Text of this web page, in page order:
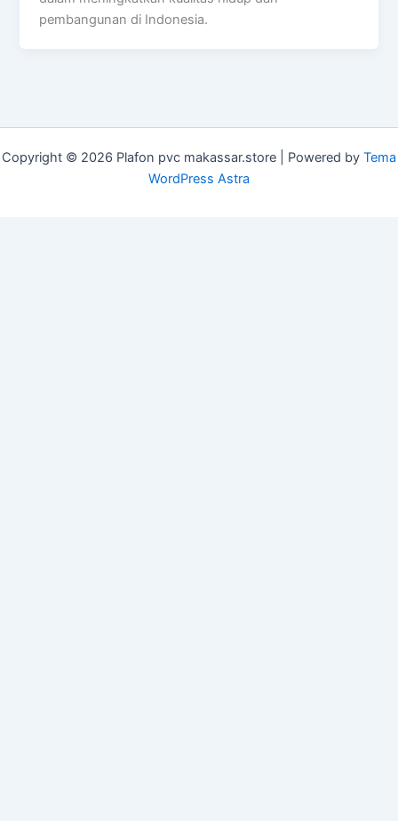
pembangunan di Indonesia.
Copyright © 2026 Plafon pvc makassar.store | Powered by Tema
WordPress Astra